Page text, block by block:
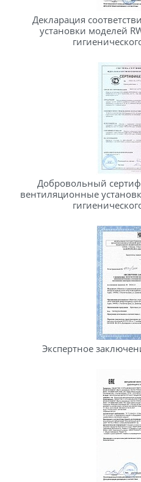
Декларация
установки моделей
Добровольный
вентиляционные
Экспертное